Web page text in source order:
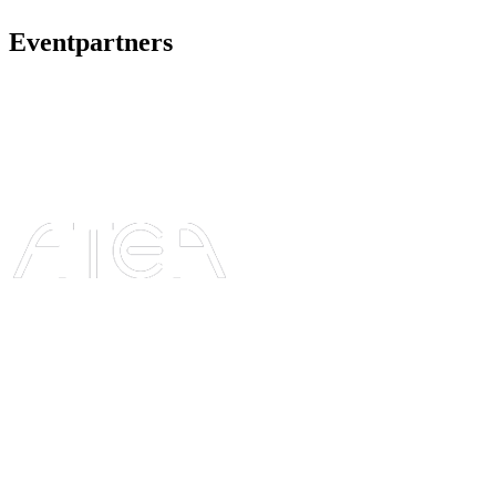
Eventpartners